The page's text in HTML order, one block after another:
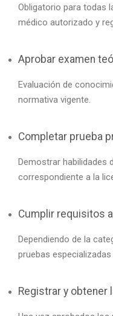
Obligatorio para todas
médico autorizado y
Aprobar examen
Evaluación de
normativa vigente.
Completar prueba
Demostrar habilidades
correspondiente a la
Cumplir requisitos
Dependiendo de la
pruebas
Registrar y obtener